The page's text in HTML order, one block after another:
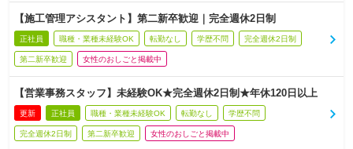
【施工管理アシスタント】第二新卒歓迎｜完全週休2日制
正社員 職種・業種未経験OK 転勤なし 学歴不問 完全週休2日制
第二新卒歓迎 女性のおしごと掲載中
【営業事務スタッフ】未経験OK★完全週休2日制★年休120日以上
更新 正社員 職種・業種未経験OK 転勤なし 学歴不問
完全週休2日制 第二新卒歓迎 女性のおしごと掲載中